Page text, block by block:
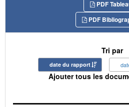
PDF
PDF
Tri par
date du rapport
Ajouter tous les